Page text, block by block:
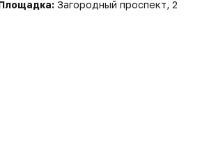
Загородный проспект, 2